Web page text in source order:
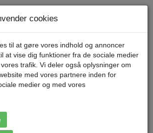
Menu
i Aarhus
cookies
til at gøre vores indhold og annoncer
at vise dig funktioner fra de sociale medier
trafik. Vi deler også oplysninger om
med vores partnere inden for
medier og med vores